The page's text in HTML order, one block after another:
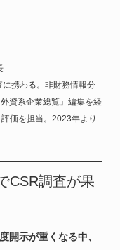
携わる。非財務情報分
資系企業総覧』編集を経
価を担当。2023年より
CSR調査が果
開示が重くなる中、